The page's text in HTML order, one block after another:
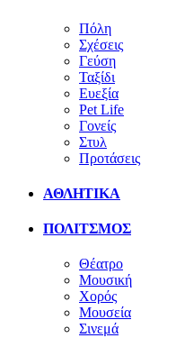
Πόλη
Σχέσεις
Γεύση
Ταξίδι
Ευεξία
Pet Life
Γονείς
Στυλ
Προτάσεις
ΑΘΛΗΤΙΚΑ
ΠΟΛΙΤΣΜΟΣ
Θέατρο
Μουσική
Χορός
Μουσεία
Σινεμά